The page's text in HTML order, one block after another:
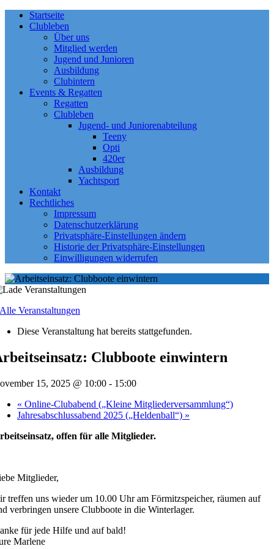
Startseite
Clubleben
Über uns
Mitglied werden
Jugend und Junioren
Ausbildung
Clubintern
Events & Regatten
Regatten
Clubleben
Jugend- und Juniorenabteilung
Teeny
Opti
420er
Ausbildung
Yachtsport
Kontakt
Rechtliches
Impressum
Datenschutzerklärung
Privatsphäre-Einstellungen ändern
Historie der Privatsphäre-Einstellungen
Einwilligungen widerrufen
Veranstaltungen
Diese Veranstaltung hat bereits stattgefunden.
Clubboote einwintern
15, 2025 @ 10:00 - 15:00
« Online-Clubabend („Kleine Mitgliederversammlung“)
Jahresabschlussabend 2025 („Heldenball“) »
offen für alle Mitglieder.
Mitglieder,
treffen uns wieder um 10.00 Uhr am Förmitzspeicher, räumen auf
verbringen unsere Clubboote in die Winterlager.
für jede Hilfe und auf bald!
Marlene